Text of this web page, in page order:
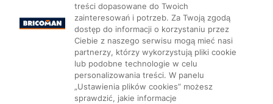
Mapa Strony: Kategorie Produkty Marki CMS
Ustawienia plików cookie
treści dopasowane do Twoich
zainteresowań i potrzeb. Za Twoją zgodą
dostęp do informacji o korzystaniu przez
Ciebie z naszego serwisu mogą mieć nasi
partnerzy, którzy wykorzystują pliki cookie
lub podobne technologie w celu
personalizowania treści. W panelu
„Ustawienia plików cookies” możesz
sprawdzić, jakie informacje